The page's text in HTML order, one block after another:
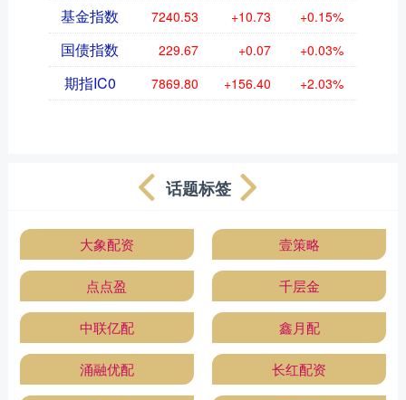
基金指数 7240.53 +10.73 +0.15%
国债指数 229.67 +0.07 +0.03%
期指IC0 7869.80 +156.40 +2.03%
话题标签
大象配资 壹策略
点点盈 千层金
中联亿配 鑫月配
涌融优配 长红配资